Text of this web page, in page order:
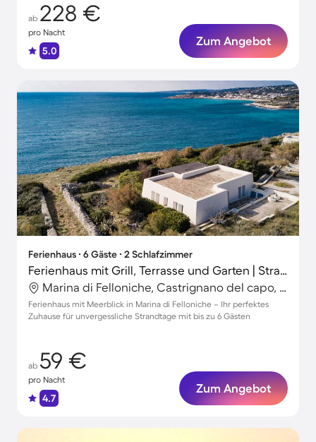
ab 228 €
pro Nacht
5.0
Zum Angebot
Ferienhaus ∙ 6 Gäste ∙ 2 Schlafzimmer
Ferienhaus mit Grill, Terrasse und Garten | Strandblick
Marina di Felloniche, Castrignano del capo, Apulien
Ferienhaus mit Meerblick in Marina di Felloniche – Ihr perfektes
Zuhause für unvergessliche Strandtage mit bis zu 6 Gästen
ab 59 €
pro Nacht
4.7
Zum Angebot